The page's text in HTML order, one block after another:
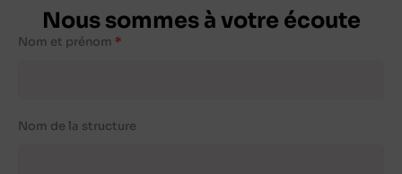
Nous sommes à votre écoute
Nom et prénom
Nom de la structure